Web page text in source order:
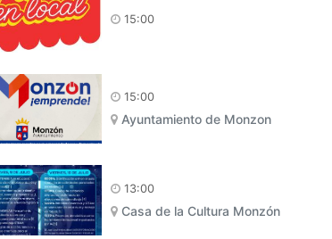
15:00
15:00
Ayuntamiento de Monzon
13:00
Casa de la Cultura Monzón